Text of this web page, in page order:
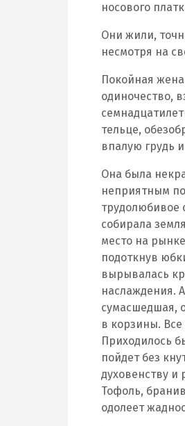
носового
Они жили,
несмотря на
Покойная
одиночество,
тельце,
впалую грудь
Она была
неприятным
трудолюбивое
собирала
место на
подоткнув
вырывалась
наслаждения.
сумасшедшая,
в корзины. Все
Приходилось
пойдет без
духовенству и
Тофоль,
одолеет